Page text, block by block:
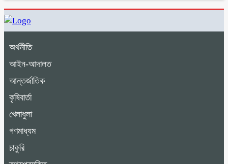
অর্থনীতি
আইন-আদালত
আন্তর্জাতিক
কৃষিবার্তা
খেলাধুলা
গণমাধ্যম
চাকুরি